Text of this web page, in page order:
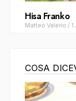
Hisa Franko
Matteo Valerio /
COSA